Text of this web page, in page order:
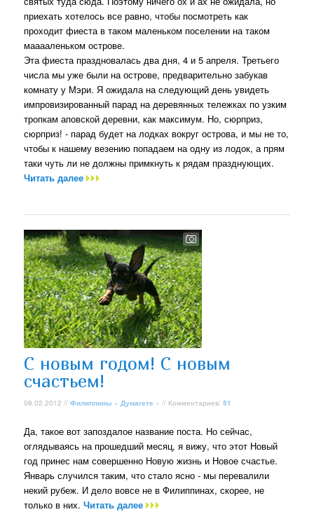
приехать хотелось все равно, чтобы посмотреть как
проходит фиеста в таком маленьком поселении на таком
мааааленьком острове.
Эта фиеста праздновалась два дня, 4 и 5 апреля. Третьего
числа мы уже были на острове, предварительно забукав
комнату у Мэри. Я ожидала на следующий день увидеть
импровизированный парад на деревянных тележках по узким
тропкам аповской деревни, как максимум. Но, сюрприз,
сюрприз! - парад будет на лодках вокруг острова, и мы не то,
чтобы к нашему везению попадаем на одну из лодок, а прям
таки чуть ли не должны примкнуть к рядам празднующих.
Читать далее
С новым годом! С новым
счастьем!
08.02.2012 //Филиппины » Думагете » // Комментариев:51
Да, такое вот запоздалое название поста. Но сейчас,
оглядываясь на прошедший месяц, я вижу, что этот Новый
год принес нам совершенно Новую жизнь и Новое счастье.
Январь случился таким, что стало ясно - мы перевалили
некий рубеж. И дело вовсе не в Филиппинах, скорее, не
только в них.Читать далее